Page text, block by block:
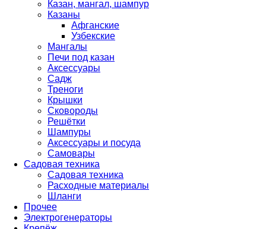
Казан, мангал, шампур
Казаны
Афганские
Узбекские
Мангалы
Печи под казан
Аксессуары
Садж
Треноги
Крышки
Сковороды
Решётки
Шампуры
Аксессуары и посуда
Самовары
Садовая техника
Садовая техника
Расходные материалы
Шланги
Прочее
Электрогенераторы